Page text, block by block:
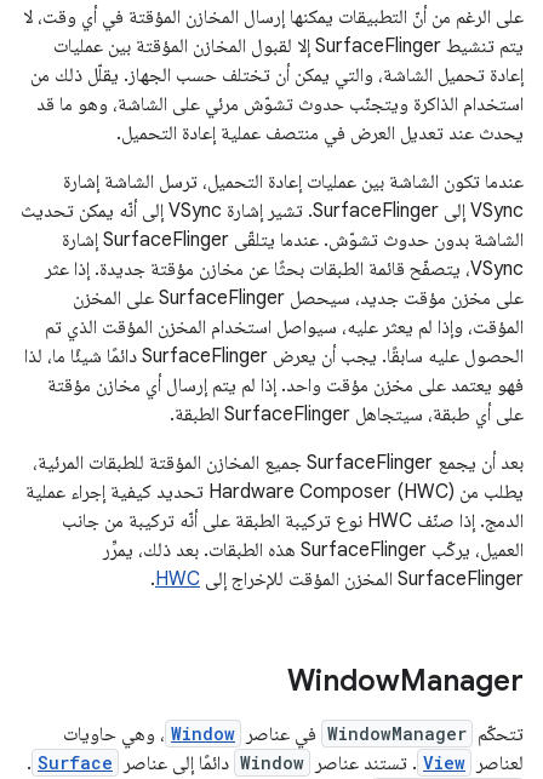
على الرغم من أنّ التطبيقات يمكنها إرسال المخازن المؤقتة في أي وقت، لا
يتم تنشيط SurfaceFlinger إلا لقبول المخازن المؤقتة بين عمليات
إعادة تحميل الشاشة، والتي يمكن أن تختلف حسب الجهاز. يقلّل ذلك من
استخدام الذاكرة ويتجنّب حدوث تشوّش مرئي على الشاشة، وهو ما قد
يحدث عند تعديل العرض في منتصف عملية إعادة التحميل.
عندما تكون الشاشة بين عمليات إعادة التحميل، ترسل الشاشة إشارة
VSync إلى SurfaceFlinger. تشير إشارة VSync إلى أنّه يمكن تحديث
الشاشة بدون حدوث تشوّش. عندما يتلقّى SurfaceFlinger إشارة
VSync، يتصفّح قائمة الطبقات بحثًا عن مخازن مؤقتة جديدة. إذا عثر
على مخزن مؤقت جديد، سيحصل SurfaceFlinger على المخزن
المؤقت، وإذا لم يعثر عليه، سيواصل استخدام المخزن المؤقت الذي تم
الحصول عليه سابقًا. يجب أن يعرض SurfaceFlinger دائمًا شيئًا ما، لذا
فهو يعتمد على مخزن مؤقت واحد. إذا لم يتم إرسال أي مخازن مؤقتة
على أي طبقة، سيتجاهل SurfaceFlinger الطبقة.
بعد أن يجمع SurfaceFlinger جميع المخازن المؤقتة للطبقات المرئية،
يطلب من Hardware Composer (HWC) تحديد كيفية إجراء عملية
الدمج. إذا صنّف HWC نوع تركيبة الطبقة على أنّه تركيبة من جانب
العميل، يركّب SurfaceFlinger هذه الطبقات. بعد ذلك، يمرِّر
SurfaceFlinger المخزن المؤقت للإخراج إلى
HWC
.
WindowManager
تتحكّم WindowManager في عناصر Window ، وهي حاويات
لعناصر
View . تستند عناصر Window دائمًا إلى عناصر Surface
.